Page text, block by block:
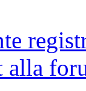
alla